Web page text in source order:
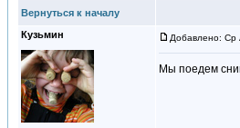
Вернуться к началу
Кузьмин
Добавлено: Ср
Мы поедем